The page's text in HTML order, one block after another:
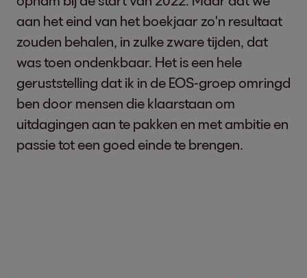
aan het eind van het boekjaar zo'n resultaat
zouden behalen, in zulke zware tijden, dat
was toen ondenkbaar. Het is een hele
geruststelling dat ik in de EOS-groep omringd
ben door mensen die klaarstaan om
uitdagingen aan te pakken en met ambitie en
passie tot een goed einde te brengen.